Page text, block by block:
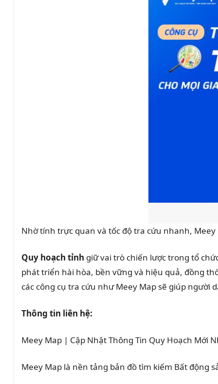
Nhờ tính trực quan và tốc độ tra cứu nhanh,
Quy hoạch tỉnh giữ vai trò chiến lược trong tổ
phát triển hài hòa, bền vững và hiệu quả, đồng
các công cụ tra cứu như Meey Map sẽ giúp
Thông tin liên hệ:
Meey Map | Cập Nhật Thông Tin Quy Hoạch Mới
Meey Map là nền tảng bản đồ tìm kiếm Bất động